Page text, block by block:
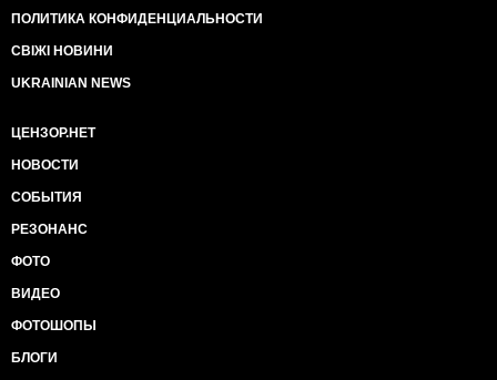
ПОЛИТИКА КОНФИДЕНЦИАЛЬНОСТИ
СВІЖІ НОВИНИ
UKRAINIAN NEWS
ЦЕНЗОР.НЕТ
НОВОСТИ
СОБЫТИЯ
РЕЗОНАНС
ФОТО
ВИДЕО
ФОТОШОПЫ
БЛОГИ